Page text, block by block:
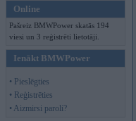
Online
Pašreiz BMWPower skatās 194
viesi un 3 reģistrēti lietotāji.
Ienākt BMWPower
• Pieslēgties
• Reģistrēties
• Aizmirsi paroli?